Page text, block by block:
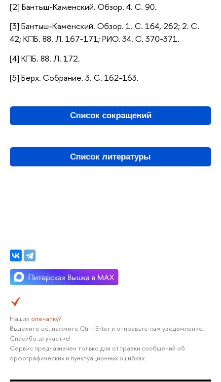
[2] Бантыш-Каменский. Обзор. 4. С. 90.
[3] Бантыш-Каменский. Обзор. 1. С. 164, 262; 2. С.
42; КПБ. 88. Л. 167-171; РИО. 34. С. 370-371.
[4] КПБ. 88. Л. 172.
[5] Берх. Собрание. 3. С. 162-163.
Список сокращений
Список литературы
Нашли опечатку?
Выделите её, нажмите Ctrl+Enter и отправьте нам уведомление.
Спасибо за участие!
Сервис предназначен только для отправки сообщений об
орфографических и пунктуационных ошибках.